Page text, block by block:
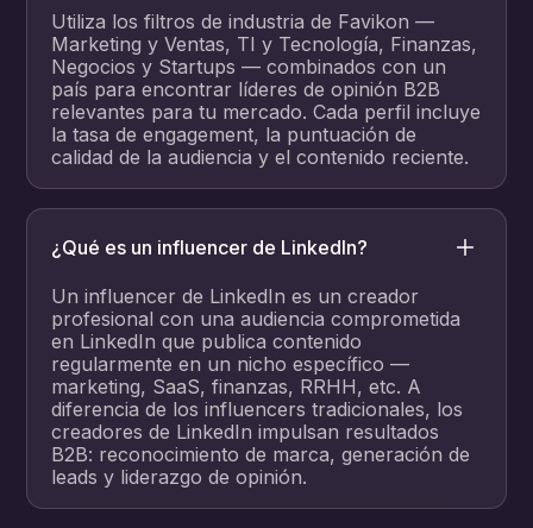
Utiliza los filtros de industria de Favikon —
Marketing y Ventas, TI y Tecnología, Finanzas,
Negocios y Startups — combinados con un
país para encontrar líderes de opinión B2B
relevantes para tu mercado. Cada perfil incluye
la tasa de engagement, la puntuación de
calidad de la audiencia y el contenido reciente.
¿Qué es un influencer de LinkedIn?
Un influencer de LinkedIn es un creador
profesional con una audiencia comprometida
en LinkedIn que publica contenido
regularmente en un nicho específico —
marketing, SaaS, finanzas, RRHH, etc. A
diferencia de los influencers tradicionales, los
creadores de LinkedIn impulsan resultados
B2B: reconocimiento de marca, generación de
leads y liderazgo de opinión.